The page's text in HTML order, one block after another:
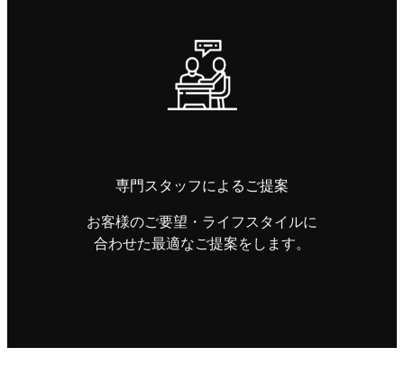
専門スタッフによるご提案
お客様のご要望・ライフスタイルに
合わせた最適なご提案をします。